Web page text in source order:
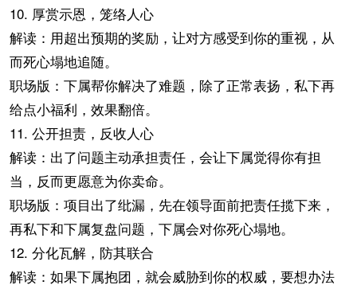
10. 厚赏示恩，笼络人心
解读：用超出预期的奖励，让对方感受到你的重视，从
而死心塌地追随。
职场版：下属帮你解决了难题，除了正常表扬，私下再
给点小福利，效果翻倍。
11. 公开担责，反收人心
解读：出了问题主动承担责任，会让下属觉得你有担
当，反而更愿意为你卖命。
职场版：项目出了纰漏，先在领导面前把责任揽下来，
再私下和下属复盘问题，下属会对你死心塌地。
12. 分化瓦解，防其联合
解读：如果下属抱团，就会威胁到你的权威，要想办法